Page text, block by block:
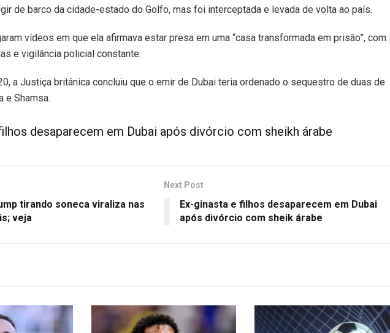
de barco da cidade-estado do Golfo, mas foi interceptada e levada de volta ao país.
vídeos em que ela afirmava estar presa em uma “casa transformada em prisão”, com
e vigilância policial constante.
a Justiça britânica concluiu que o emir de Dubai teria ordenado o sequestro de duas de
e Shamsa.
desaparecem em Dubai após divórcio com sheikh árabe
tirando soneca viraliza nas
veja
Next Post
Ex-ginasta e filhos desaparecem em Dubai
após divórcio com sheik árabe